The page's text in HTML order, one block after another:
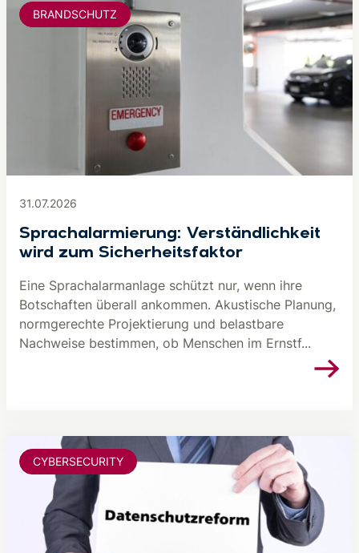
31.07.2026
Sprachalarmierung: Verständlichkeit
wird zum Sicherheitsfaktor
Eine Sprachalarmanlage schützt nur, wenn ihre
Botschaften überall ankommen. Akustische Planung,
normgerechte Projektierung und belastbare
Nachweise bestimmen, ob Menschen im Ernstf...
BRANDSCHUTZ
CYBERSECURITY